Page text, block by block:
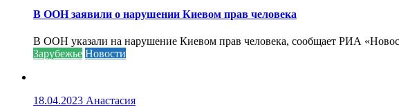
В ООН заявили о нарушении Киевом прав человека
В ООН указали на нарушение Киевом прав человека, сообщает РИА
Зарубежье Новости
18.04.2023 Анастасия